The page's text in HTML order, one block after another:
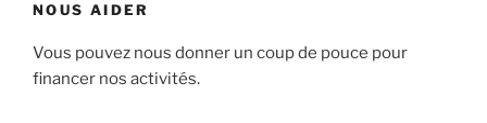
NOUS AIDER
Vous pouvez nous donner un coup de pouce pour
financer nos activités.